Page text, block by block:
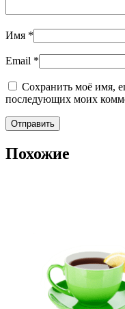
Имя *
Email *
Сохранить моё имя,
последующих моих
Похожие